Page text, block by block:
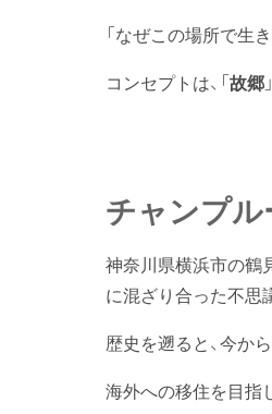
「なぜこの場所で生
コンセプトは、「故郷
チャンプル
神奈川県横浜市の鶴
に混ざり合った不思
歴史を遡ると、今か
海外への移住を目指